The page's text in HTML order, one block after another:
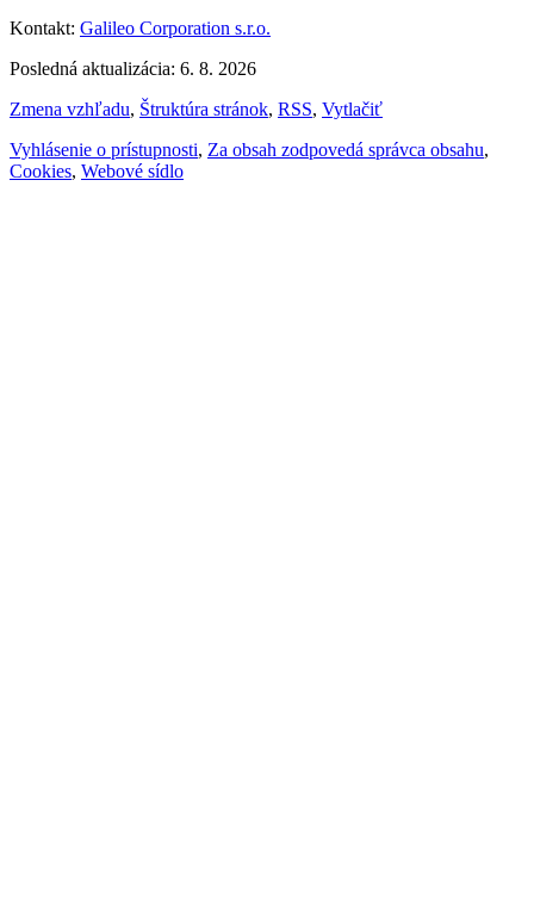
Kontakt: Galileo Corporation s.r.o.
Posledná aktualizácia: 6. 8. 2026
Zmena vzhľadu, Štruktúra stránok, RSS, Vytlačiť
Vyhlásenie o prístupnosti, Za obsah zodpovedá správca obsahu,
Cookies, Webové sídlo